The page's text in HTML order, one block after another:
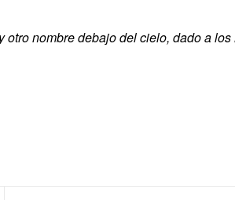
otro nombre debajo del cielo, dado a